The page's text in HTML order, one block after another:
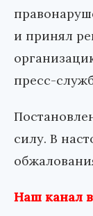
и принял
пресс-
силу. В
Наш канал